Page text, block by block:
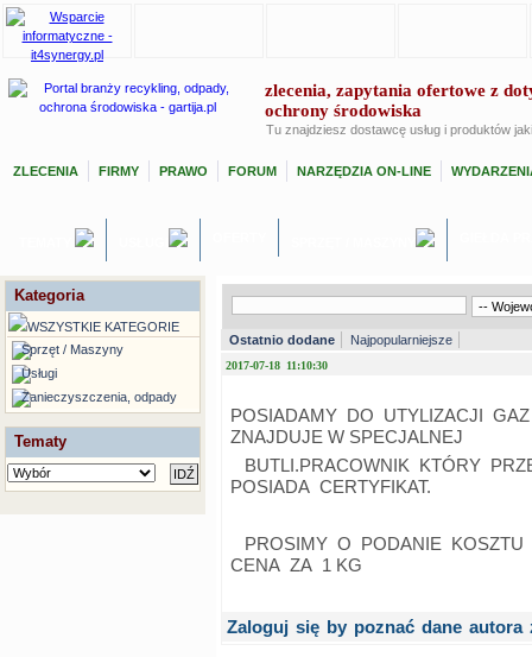
zlecenia, zapytania ofertowe z
ochrony środowiska
Tu znajdziesz dostawcę usług i produktów
ZLECENIA FIRMY PRAWO FORUM NARZĘDZIA ON-LINE
Kategoria
WSZYSTKIE KATEGORIE
Sprzęt / Maszyny
Usługi
Zanieczyszczenia, odpady
Tematy
Ostatnio dodane Najpopularniejsze
2017-07-18 11:10:30
POSIADAMY DO UTYLIZACJI
ZNAJDUJE W SPECJALNEJ
BUTLI.PRACOWNIK KTÓRY
POSIADA CERTYFIKAT.
PROSIMY O PODANIE KOSZTU
CENA ZA 1 KG
Zaloguj się by poznać dane autora